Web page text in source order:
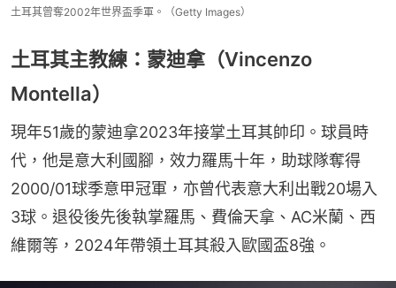
土耳其曾奪2002年世界盃季軍。（Getty Images）
土耳其主教練：蒙迪拿（Vincenzo
Montella）
現年51歲的蒙迪拿2023年接掌土耳其帥印。球員時
代，他是意大利國腳，效力羅馬十年，助球隊奪得
2000/01球季意甲冠軍，亦曾代表意大利出戰20場入
3球。退役後先後執掌羅馬、費倫天拿、AC米蘭、西
維爾等，2024年帶領土耳其殺入歐國盃8強。